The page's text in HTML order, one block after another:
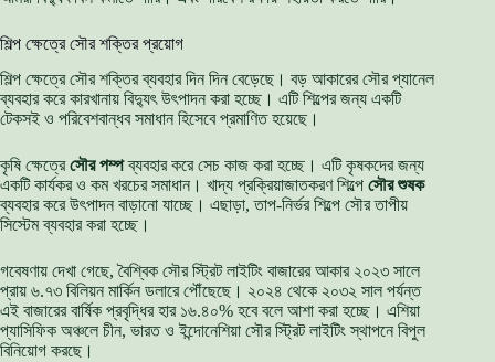
শিল্প ক্ষেত্রে সৌর শক্তির প্রয়োগ
শিল্প ক্ষেত্রে সৌর শক্তির ব্যবহার দিন দিন বেড়েছে। বড় আকারের সৌর প্যানেল
ব্যবহার করে কারখানায় বিদ্যুৎ উৎপাদন করা হচ্ছে। এটি শিল্পের জন্য একটি
টেকসই ও পরিবেশবান্ধব সমাধান হিসেবে প্রমাণিত হয়েছে।
কৃষি ক্ষেত্রেসৌর পম্পব্যবহার করে সেচ কাজ করা হচ্ছে। এটি কৃষকদের জন্য
একটি কার্যকর ও কম খরচের সমাধান। খাদ্য প্রক্রিয়াজাতকরণ শিল্পে সৌর শুষক
ব্যবহার করে উৎপাদন বাড়ানো যাচ্ছে। এছাড়া, তাপ-নির্ভর শিল্পে সৌর তাপীয়
সিস্টেম ব্যবহার করা হচ্ছে।
গবেষণায় দেখা গেছে, বৈশ্বিক সৌর স্ট্রিট লাইটিং বাজারের আকার ২০২৩ সালে
প্রায় ৬.৭৩ বিলিয়ন মার্কিন ডলারে পৌঁছেছে। ২০২৪ থেকে ২০৩২ সাল পর্যন্ত
এই বাজারের বার্ষিক প্রবৃদ্ধির হার ১৬.৪০% হবে বলে আশা করা হচ্ছে। এশিয়া
প্যাসিফিক অঞ্চলে চীন, ভারত ও ইন্দোনেশিয়া সৌর স্ট্রিট লাইটিং স্থাপনে বিপুল
বিনিয়োগ করছে।